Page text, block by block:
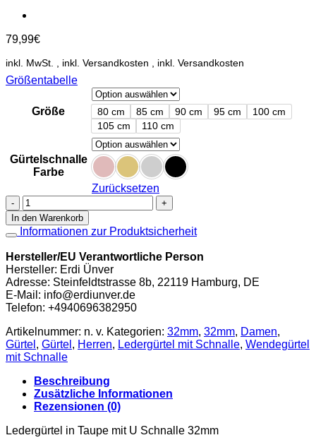
79,99€
inkl. MwSt.
Größentabelle
Größe 80 cm 85 cm 90 cm 95 cm
100 cm
105 cm
110 cm
Gürtelschnalle
Farbe
Zurücksetzen
Ledergürtel
in
Taupe
mit
U
Schnalle
32mm
Menge
In den Warenkorb
Informationen zur Produktsicherheit
Hersteller/EU Verantwortliche Person
Hersteller: Erdi Ünver
Adresse: Steinfeldtstrasse 8b, 22119 Hamburg, DE
E-Mail: info@erdiunver.de
Telefon: +4940696382950
Artikelnummer: n. v. Kategorien: 32mm, 32mm, Damen,
Gürtel , Gürtel , Herren, Ledergürtel mit Schnalle, Wendegürtel
mit Schnalle
Beschreibung
Zusätzliche Informationen
Rezensionen (0)
Ledergürtel in Taupe mit U Schnalle 32mm